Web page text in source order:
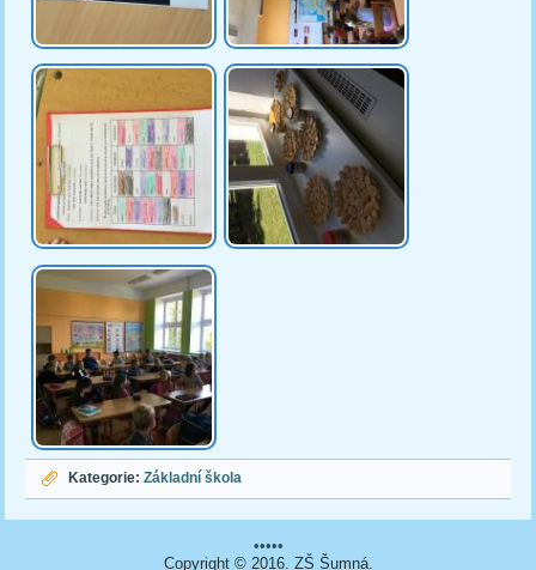
Kategorie:Základní škola
•••••
Copyright © 2016. ZŠ Šumná.